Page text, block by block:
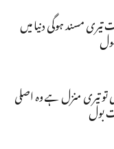
مسند ہوگی دنیا میں
تیری منزل ہے وہ اصلی
بول